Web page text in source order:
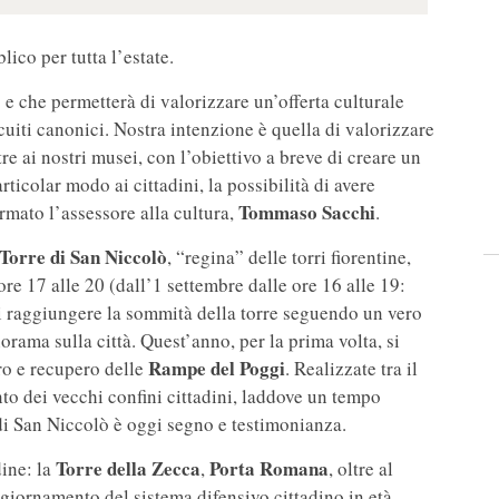
per tutta l’estate.
che permetterà di valorizzare un’offerta culturale
canonici. Nostra intenzione è quella di valorizzare
ai nostri musei, con l’obiettivo a breve di creare un
modo ai cittadini, la possibilità di avere
l’assessore alla cultura,Tommaso Sacchi.
di San Niccolò, “regina” delle torri fiorentine,
17 alle 20 (dall’1 settembre dalle ore 16 alle 19:
la sommità della torre seguendo un vero
sulla città. Quest’anno, per la prima volta, si
e recupero delle Rampe del Poggi. Realizzate tra il
dei vecchi confini cittadini, laddove un tempo
Niccolò è oggi segno e testimonianza.
laTorre della Zecca,Porta Romana, oltre al